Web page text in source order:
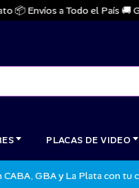
Envíos a Todo el País 🚚
PLACAS DE VIDEO
CABA, GBA y La Plata con